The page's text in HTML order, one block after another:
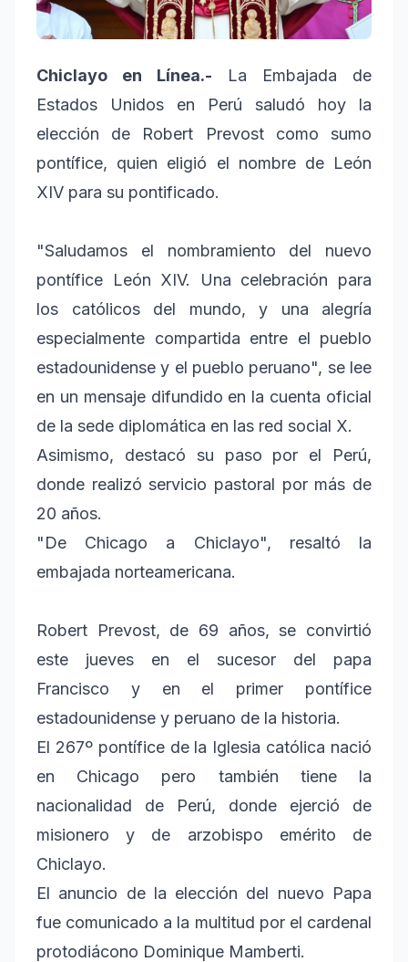
Chiclayo en Línea.-
La Embajada de
Estados Unidos en Perú saludó hoy la
elección de Robert Prevost como sumo
pontífice, quien eligió el nombre de León
XIV para su pontificado.
"Saludamos el nombramiento del nuevo
pontífice León XIV. Una celebración para
los católicos del mundo, y una alegría
especialmente compartida entre el pueblo
estadounidense y el pueblo peruano", se lee
en un mensaje difundido en la cuenta oficial
de la sede diplomática en las red social X.
Asimismo, destacó su paso por el Perú,
donde realizó servicio pastoral por más de
20 años.
"De Chicago a Chiclayo", resaltó la
embajada norteamericana.
Robert Prevost, de 69 años, se convirtió
este jueves en el sucesor del papa
Francisco y en el primer pontífice
estadounidense y peruano de la historia.
El 267º pontífice de la Iglesia católica nació
en Chicago pero también tiene la
nacionalidad de Perú, donde ejerció de
misionero y de arzobispo emérito de
Chiclayo.
El anuncio de la elección del nuevo Papa
fue comunicado a la multitud por el cardenal
protodiácono Dominique Mamberti.